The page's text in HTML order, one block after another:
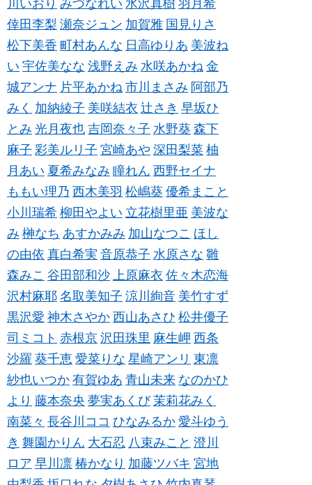
川いおり みづなれい 水沢真樹 羽月希
倖田李梨 瀬奈ジュン 加賀雅 国見りさ
松下美香 町村あんな 日高ゆりあ 美波ね
い 宇佐美なな 浅野えみ 水咲あかね 金
城アンナ 片平あかね 市川まさみ 阿部乃
みく 加納綾子 美咲結衣 辻さき 早坂ひ
とみ 光月夜也 吉岡奈々子 水野葵 森下
麻子 彩美ルリ子 宮崎あや 深田梨菜 柚
月あい 夏希みなみ 瞳れん 西野セイナ
ももい理乃 西木美羽 松嶋葵 優希まこと
小川瑞希 柳田やよい 立花樹里亜 美波な
み 榊なち あすかみみ 加山なつこ ほし
の由依 真白希実 音原恭子 水原さな 雛
森みこ 谷田部和沙 上原麻衣 佐々木恋海
沢村麻耶 名取美知子 涼川絢音 美竹すず
黒沢愛 神木さやか 西山あさひ 松井優子
司ミコト 赤根京 沢田珠里 麻生岬 西条
沙羅 葵千恵 愛菜りな 星崎アンリ 東凛
紗也いつか 有賀ゆあ 青山未来 なのかひ
より 藤本奈央 夢実あくび 茉莉花みく
南菜々 長谷川ココ ひなみるか 愛斗ゆう
き 舞園かりん 大石忍 八束みこと 澄川
ロア 早川凛 椿かなり 加藤ツバキ 宮地